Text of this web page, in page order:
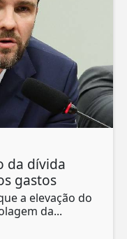
da dívida
gastos
a elevação do
da...